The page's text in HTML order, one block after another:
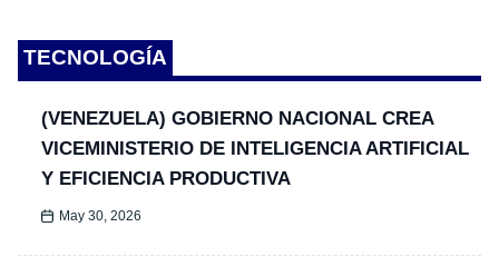
TECNOLOGÍA
(VENEZUELA) GOBIERNO NACIONAL CREA
VICEMINISTERIO DE INTELIGENCIA ARTIFICIAL
Y EFICIENCIA PRODUCTIVA
May 30, 2026